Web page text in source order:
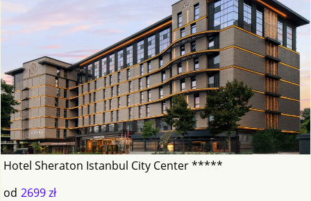
Hotel Sheraton Istanbul City Center *****
od 2699 zł